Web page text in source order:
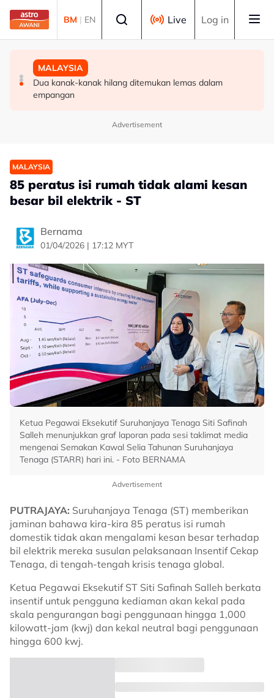
Skip to main content
BM | EN Live Log in
MALAYSIA
Kapal LMSB2 ketiga dilancarkan, dinamakan Tunku
Osman Jewa
TEKNOLOGI
ByteDance latih model AI 10 trilion parameter, sasar
saingi Anthropic
MALAYSIA
Dua kanak-kanak hilang ditemukan lemas dalam
empangan
Advertisement
MALAYSIA
85 peratus isi rumah tidak alami kesan
besar bil elektrik - ST
Bernama
01/04/2026 | 17:12 MYT
Ketua Pegawai Eksekutif Suruhanjaya Tenaga Siti Safinah
Salleh menunjukkan graf laporan pada sesi taklimat media
mengenai Semakan Kawal Selia Tahunan Suruhanjaya
Tenaga (STARR) hari ini. - Foto BERNAMA
Advertisement
PUTRAJAYA: Suruhanjaya Tenaga (ST) memberikan
jaminan bahawa kira-kira 85 peratus isi rumah
domestik tidak akan mengalami kesan besar terhadap
bil elektrik mereka susulan pelaksanaan Insentif Cekap
Tenaga, di tengah-tengah krisis tenaga global.
Ketua Pegawai Eksekutif ST Siti Safinah Salleh berkata
insentif untuk pengguna kediaman akan kekal pada
skala pengurangan bagi penggunaan hingga 1,000
kilowatt-jam (kwj) dan kekal neutral bagi penggunaan
hingga 600 kwj.